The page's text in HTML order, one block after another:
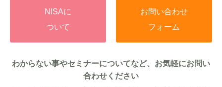
NISAに
ついて
お問い合わせ
フォーム
わからない事やセミナーについてなど、お気軽にお問い
合わせください